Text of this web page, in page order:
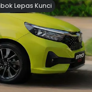
Lepas Kunci